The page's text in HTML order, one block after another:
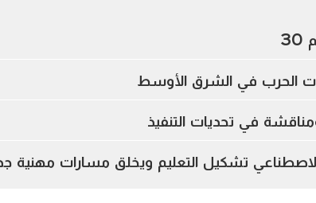
الحرب في الشرق الأوسط
في تحديات التنفيذ
تشكيل التعليم ويخلق مسارات مهنية